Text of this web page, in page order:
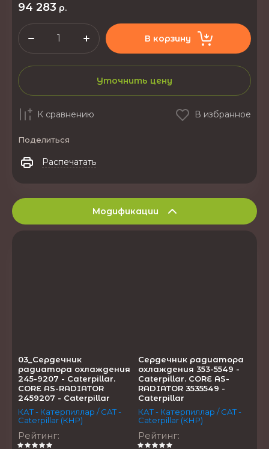
94 283 р.
В корзину
Уточнить цену
К сравнению В избранное
Поделиться
Распечатать
Модификации
03_Сердечник
радиатора охлаждения
245-9207 - Caterpillar.
CORE AS-RADIATOR
2459207 - Caterpillar
КАТ - Катерпиллар / CAT -
Caterpillar (КНР)
Рейтинг:
Сердечник радиатора
охлаждения 353-5549 -
Caterpillar. CORE AS-
RADIATOR 3535549 -
Caterpillar
КАТ - Катерпиллар / CAT -
Caterpillar (КНР)
Рейтинг: